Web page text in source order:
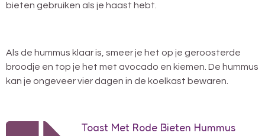
bieten gebruiken als je haast hebt.
Als de hummus klaar is, smeer je het op je geroosterde
broodje en top je het met avocado en kiemen. De hummus
kan je ongeveer vier dagen in de koelkast bewaren.
Toast Met Rode Bieten Hummus